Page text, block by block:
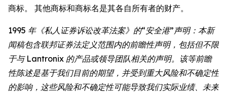
商标。 其他商标和商标名是其各自所有者的财产。
1995 年《私人证券诉讼改革法案》的“安全港”声明：本新
闻稿包含联邦证券法定义范围内的前瞻性声明，包括但不限
于与 Lantronix 的产品或领导团队相关的声明。该等前瞻
性陈述是基于我们目前的期望，并受到重大风险和不确定性
的影响，这些风险和不确定性可能导致我们实际业绩、未来